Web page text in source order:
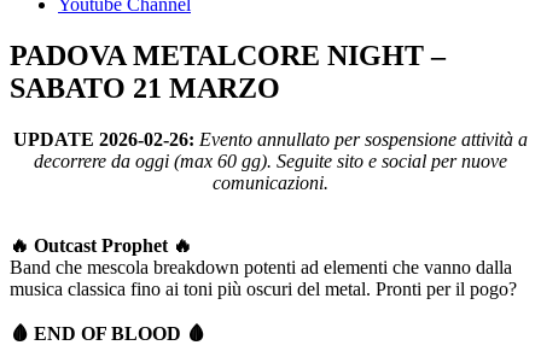
Youtube Channel
PADOVA METALCORE NIGHT –
SABATO 21 MARZO
UPDATE 2026-02-26: Evento annullato per sospensione attività a
decorrere da oggi (max 60 gg). Seguite sito e social per nuove
comunicazioni.
🔥 Outcast Prophet 🔥
Band che mescola breakdown potenti ad elementi che vanno dalla
musica classica fino ai toni più oscuri del metal. Pronti per il pogo?
🩸 END OF BLOOD 🩸